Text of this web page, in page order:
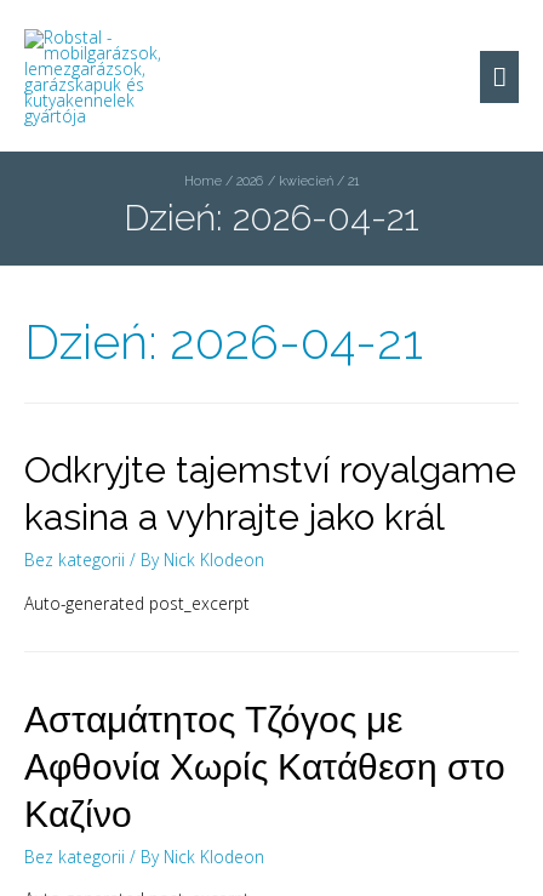
Home 2026 kwiecień 21
Dzień: 2026-04-21
Dzień: 2026-04-21
Odkryjte tajemství royalgame
kasina a vyhrajte jako král
Bez kategorii / By Nick Klodeon
Auto-generated post_excerpt
Ασταμάτητος Τζόγος με
Αφθονία Χωρίς Κατάθεση στο
Καζίνο
Bez kategorii / By Nick Klodeon